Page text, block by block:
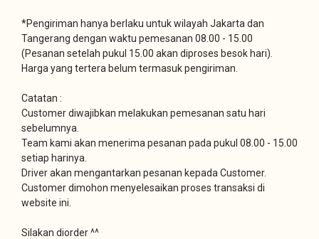
*Pengiriman hanya berlaku untuk wilayah Jakarta dan
Tangerang dengan waktu pemesanan 08.00 - 15.00
(Pesanan setelah pukul 15.00 akan diproses besok hari).
Harga yang tertera belum termasuk pengiriman.
Catatan :
Customer diwajibkan melakukan pemesanan satu hari
sebelumnya.
Team kami akan menerima pesanan pada pukul 08.00 - 15.00
setiap harinya.
Driver akan mengantarkan pesanan kepada Customer.
Customer dimohon menyelesaikan proses transaksi di
website ini.
Silakan diorder ^^